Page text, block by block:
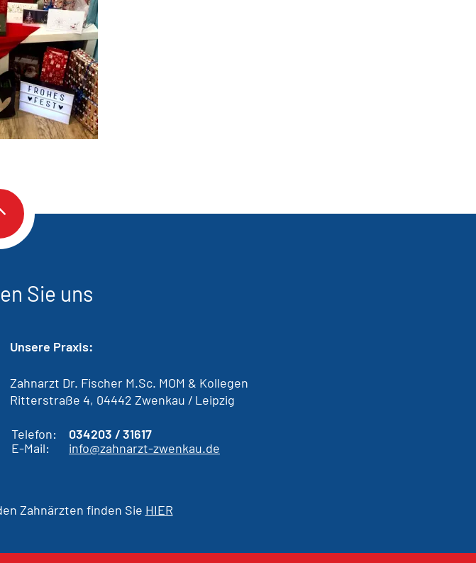
Sie uns
Unsere Praxis:
Zahnarzt Dr. Fischer M.Sc. MOM & Kollegen
Ritterstraße 4, 04442 Zwenkau / Leipzig
Telefon:
034203 / 31617
E-Mail:
info@zahnarzt-zwenkau.de
Zahnärzten finden Sie HIER